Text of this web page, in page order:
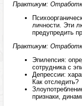
Практикум:
личности. Эти
предупредить
Практикум:
Эпилепсия:
сотрудника с
Депрессии:
Как отследить?
признаки,